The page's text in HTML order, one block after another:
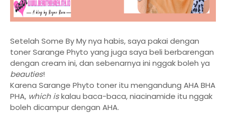
Setelah Some By My nya habis, saya pakai dengan
toner Sarange Phyto yang juga saya beli berbarengan
dengan cream ini, dan sebenarnya ini nggak boleh ya
beauties!
Karena Sarange Phyto toner itu mengandung AHA BHA
PHA, which iskalau baca-baca, niacinamide itu nggak
boleh dicampur dengan AHA.